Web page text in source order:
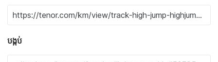
បង្កប់